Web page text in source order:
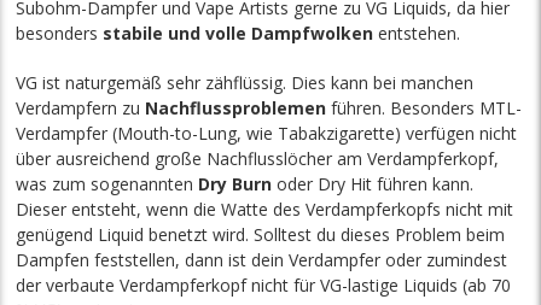
Subohm-Dampfer und Vape Artists gerne zu VG Liquids, da hier
besonders stabile und volle Dampfwolken entstehen.
VG ist naturgemäß sehr zähflüssig. Dieskann bei manchen
Verdampfern zu Nachflussproblemen führen. Besonders MTL-
Verdampfer (Mouth-to-Lung, wie Tabakzigarette) verfügen nicht
über ausreichend große Nachflusslöcher am Verdampferkopf,
was zum sogenannten Dry Burn oder Dry Hit führen kann.
Dieser entsteht, wenn die Watte des Verdampferkopfs nicht mit
genügend Liquid benetzt wird. Solltest du dieses Problem beim
Dampfen feststellen, dann ist dein Verdampfer oder zumindest
der verbaute Verdampferkopf nicht für VG-lastige Liquids (ab 70